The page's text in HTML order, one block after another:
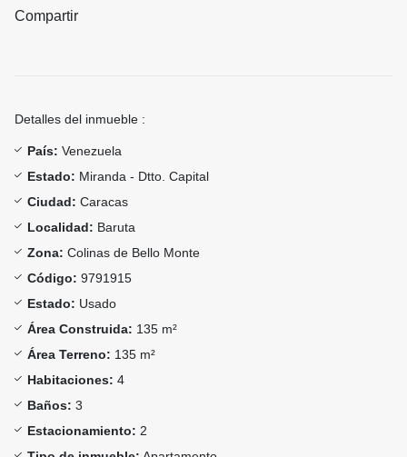
Compartir
Detalles del inmueble :
País: Venezuela
Estado: Miranda - Dtto. Capital
Ciudad: Caracas
Localidad: Baruta
Zona: Colinas de Bello Monte
Código: 9791915
Estado: Usado
Área Construida: 135 m²
Área Terreno: 135 m²
Habitaciones: 4
Baños: 3
Estacionamiento: 2